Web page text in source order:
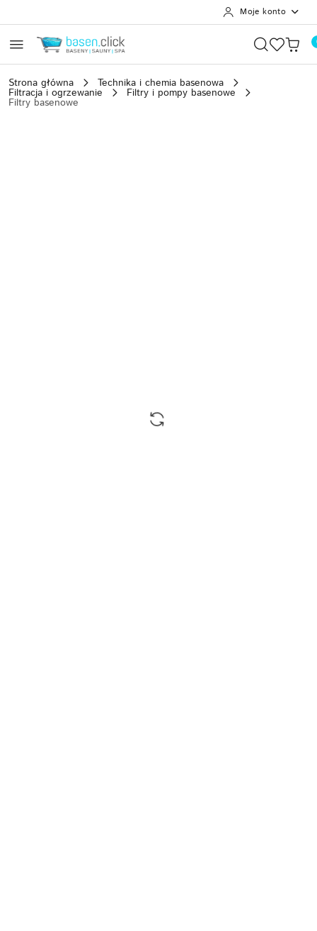
Moje konto
Strona główna Technika i chemia basenowa
Filtracja i ogrzewanie Filtry i pompy basenowe
Filtry basenowe